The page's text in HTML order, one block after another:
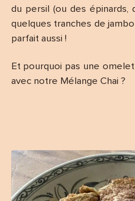
du persil (ou des épinards,
quelques tranches de
parfait aussi !
Et pourquoi pas une
avec notre Mélange Chai ?